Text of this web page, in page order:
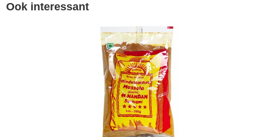
Ook interessant